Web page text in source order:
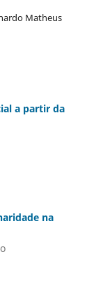
Matheus
a partir da
na